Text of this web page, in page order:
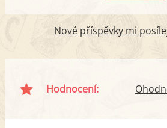
Nové příspěvky mi
Hodnocení: